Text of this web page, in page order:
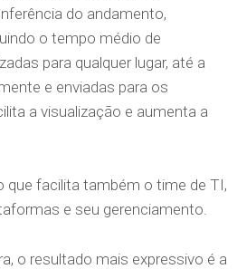
do andamento,
o tempo médio de
para qualquer lugar, até a
e enviadas para os
a visualização e aumenta a
que facilita também o time de TI,
e seu gerenciamento.
o resultado mais expressivo é a